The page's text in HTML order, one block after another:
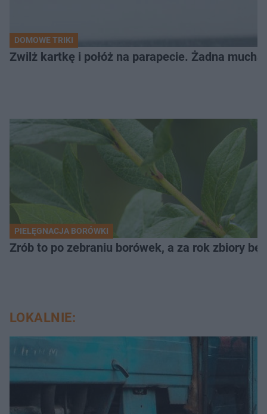
DOMOWE TRIKI
Zwilż kartkę i połóż na parapecie. Żadna
PIELĘGNACJA BORÓWKI
Zrób to po zebraniu borówek, a za rok zbiory
LOKALNIE: